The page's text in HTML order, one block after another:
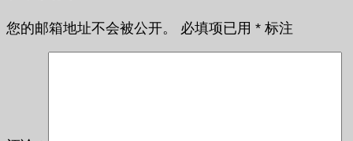
您的邮箱地址不会被公开。 必填项已用 * 标注